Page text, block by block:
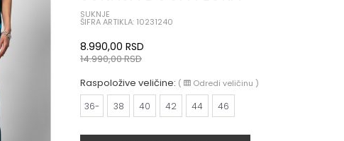
SUKNJE
ŠIFRA ARTIKLA: 10231240
8.990,00 RSD
14.990,00RSD
Raspoložive veličine: ( Odredi veličinu )
36- 38 40 42 44 46